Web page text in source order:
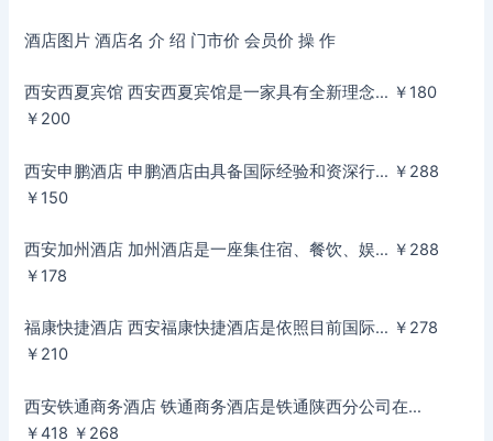
酒店图片 酒店名 介 绍 门市价 会员价 操 作
西安西夏宾馆 西安西夏宾馆是一家具有全新理念… ￥180
￥200
西安申鹏酒店 申鹏酒店由具备国际经验和资深行… ￥288
￥150
西安加州酒店 加州酒店是一座集住宿、餐饮、娱… ￥288
￥178
福康快捷酒店 西安福康快捷酒店是依照目前国际… ￥278
￥210
西安铁通商务酒店 铁通商务酒店是铁通陕西分公司在…
￥418 ￥268